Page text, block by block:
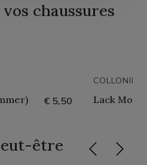
vos chaussures
€ 5,50
COLLONIL
Lack
être